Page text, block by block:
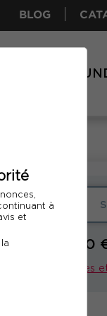
à
et
BLOG
Intra
PARTIR DE 1300
Voir nos dates